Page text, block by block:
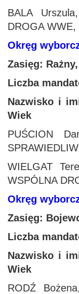
BALA
DROGA
Okręg
Zasięg:
Liczba
Nazwisko i
Wiek
PUŚCION
WIELGAT
WSPÓLNA
Okręg
Zasięg:
Liczba
Nazwisko i
Wiek
RODŹ